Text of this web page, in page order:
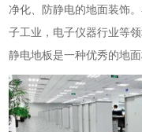
净化、防静电的地面装饰
子工业，电子仪器行业等
静电地板是一种优秀的地面